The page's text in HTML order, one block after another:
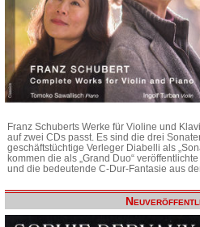
Franz Schuberts Werke für Violine und
auf zwei CDs passt. Es sind die drei
geschäftstüchtige Verleger Diabelli als
kommen die als „Grand Duo“
und die bedeutende C-Dur-Fantasie aus